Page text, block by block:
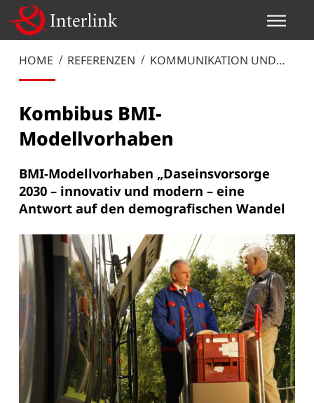
HOME REFERENZEN
KOMMUNIKATION UND
Kombibus BMI-
Modellvorhaben
BMI-Modellvorhaben „Daseinsvorsorge
2030 – innovativ und modern – eine
Antwort auf den demografischen Wandel